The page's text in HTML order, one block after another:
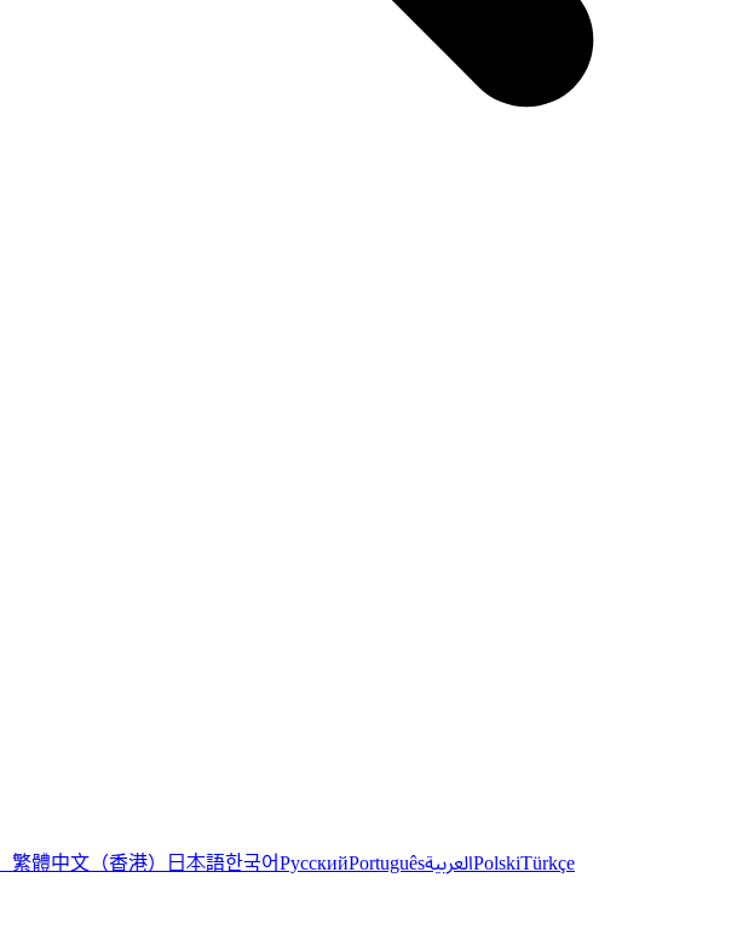
繁體中文（香港） 日本語한국어РусскийPortuguêsالعربيةPolskiTürkçe